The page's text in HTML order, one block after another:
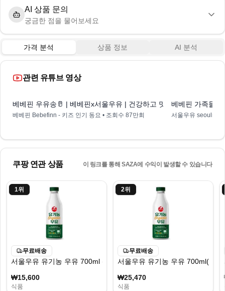
AI 상품 문의
궁금한 점을 물어보세요
가격 분석 상품 정보 AI 분석
관련 유튜브 영상
베베핀 우유송🥛 | 베베핀x서울우유 | 건강하고 맛있는 우유 주세
베베핀 Bebefinn - 키즈 인기 동요 • 조회수 87만회
베베핀 가족들이
서울우유 seoulmilk
쿠팡 연관 상품 이 링크를 통해 SAZA에 수익이 발생할 수 있습니다
1위
무료배송
서울우유 유기농 우유 700ml (철원 청정 자연이 만든 순도 100% 유
₩15,600
식품
2위
무료배송
서울우유 유기농 우유
₩25,470
식품